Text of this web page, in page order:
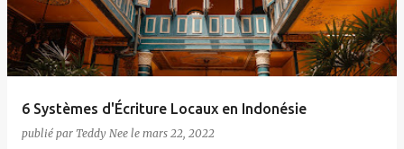
6 Systèmes d'Écriture Locaux en Indonésie
publié par Teddy Nee le mars 22, 2022